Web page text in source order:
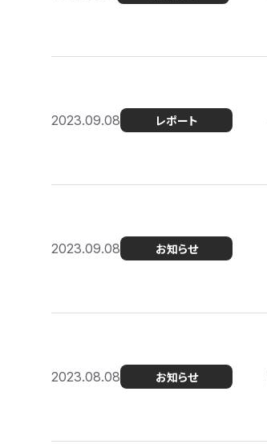
2023.09.08 レポート
2023.09.08 お知らせ
2023.08.08 お知らせ